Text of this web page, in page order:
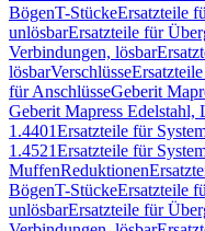
BögenT-StückeErsatzteile
unlösbarErsatzteile für
Verbindungen, lösbar
lösbarVerschlüsse
für AnschlüsseGeberit
Geberit Mapress Edelstahl,
1.4401Ersatzteile für
1.4521Ersatzteile für
MuffenReduktionen
BögenT-StückeErsatzteile
unlösbarErsatzteile für